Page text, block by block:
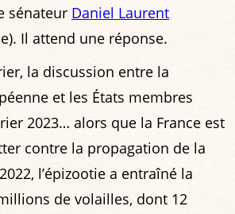
sénateur Daniel Laurent
Il attend une réponse.
la discussion entre la
et les États membres
2023… alors que la France est
contre la propagation de la
l’épizootie a entraîné la
de volailles, dont 12